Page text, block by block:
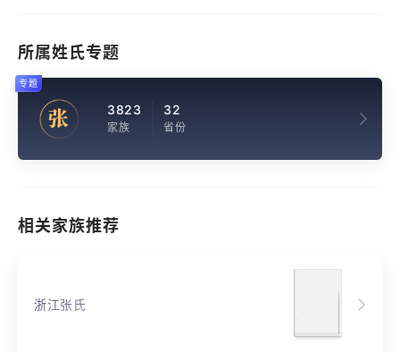
所属姓氏专题
张 3823
家族
32
省份
专题
相关家族推荐
浙江张氏